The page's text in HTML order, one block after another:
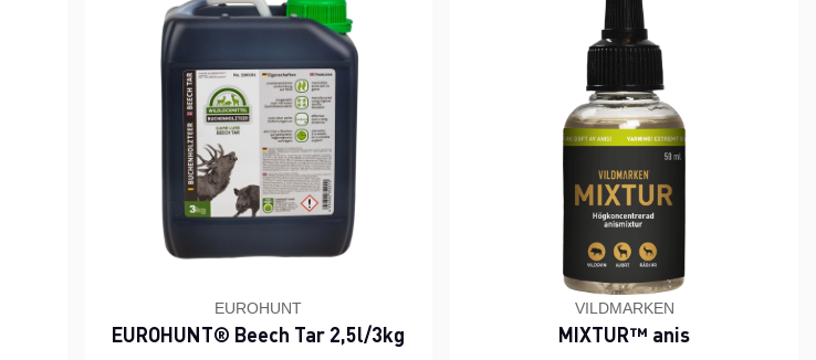
EUROHUNT
EUROHUNT® Beech Tar 2,5l/3kg
VILDMARKEN
MIXTUR™ anis